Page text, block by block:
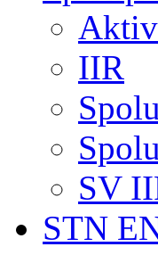
IIR
SV
STN